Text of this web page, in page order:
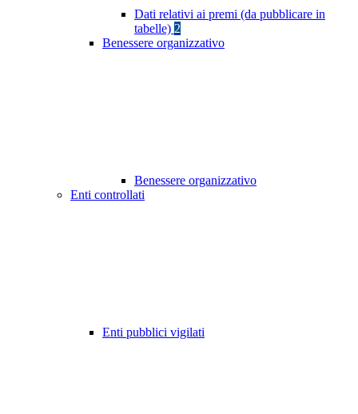
Dati relativi ai premi (da pubblicare in
tabelle) 2
Benessere organizzativo
Benessere organizzativo
Enti controllati
Enti pubblici vigilati